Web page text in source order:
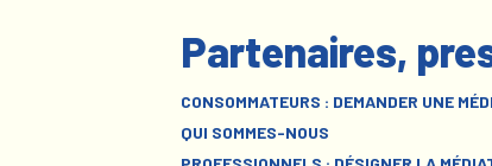
Partenaires,
CONSOMMATEURS : DEMANDER UNE
QUI SOMMES-NOUS